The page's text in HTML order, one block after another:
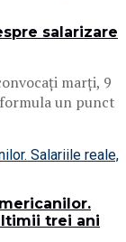
salarizare
marți, 9
un punct
trei ani